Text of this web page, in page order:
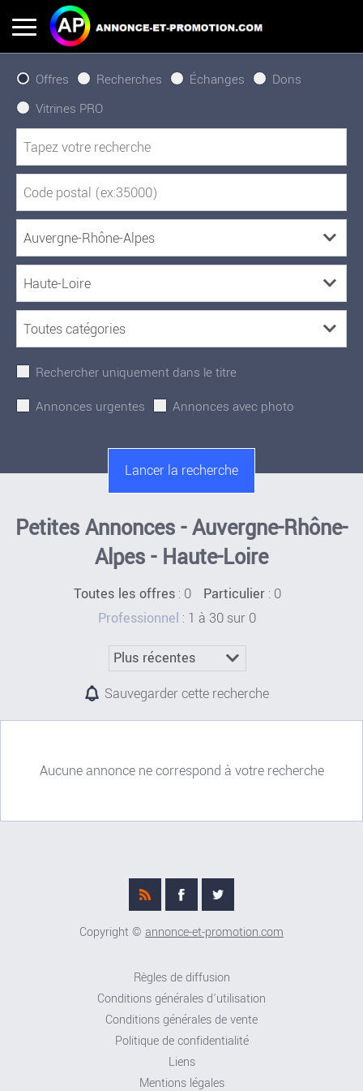
Offres Recherches Échanges
Dons
Vitrines PRO
Rechercher uniquement dans le titre
Annonces urgentes
Annonces avec photo
Petites Annonces - Auvergne-Rhône-
Alpes - Haute-Loire
Toutes les offres: 0 Particulier: 0
Professionnel : 1 à 30 sur 0
Sauvegarder cette recherche
Aucune annonce ne correspond à votre recherche
Copyright © annonce-et-promotion.com
Règles de diffusion
Conditions générales d'utilisation
Conditions générales de vente
Politique de confidentialité
Liens
Mentions légales